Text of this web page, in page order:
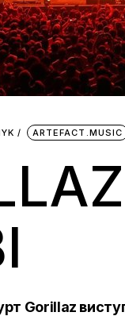
ARTEFACT.MUSIC
Gorillaz